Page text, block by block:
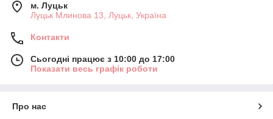
м. Луцьк
Луцьк Млинова 13, Луцьк, Україна
Контакти
Сьогодні працює з 10:00 до 17:00
Показати весь графік роботи
Про нас